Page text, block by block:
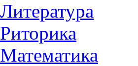
Литература
Риторика
Математика